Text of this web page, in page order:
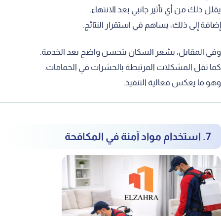
ذلك من أي تأثير جانبي بعد الانتهاء.
إلى ذلك، يساهم في استقرار النتائج.
المقابل، يشعر السكان بتحسن واضح بعد الخدمة.
تقل المشكلات المرتبطة بالحشرات في الحمامات.
ما يعكس فعالية التنفيذ.
7. استخدام مواد آمنة في المكافحة